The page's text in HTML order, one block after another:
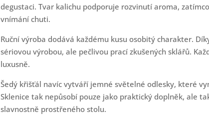
degustaci. Tvar kalichu podporuje rozvinutí aroma,
vnímání chuti.
Ruční výroba dodává každému kusu osobitý charakter.
sériovou výrobou, ale pečlivou prací zkušených sklářů.
luxusně.
Šedý křišťál navíc vytváří jemné světelné odlesky, které
Sklenice tak nepůsobí pouze jako praktický doplněk, ale
slavnostně prostřeného stolu.